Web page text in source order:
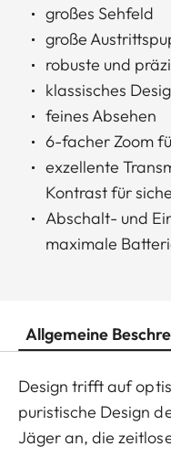
großes Sehfeld
große
robuste und
klassisches
feines Absehen
6-facher Zoom
exzellente
Kontrast für
Abschalt- und
maximale
Allgemeine
Design trifft auf
puristische Design
Jäger an, die